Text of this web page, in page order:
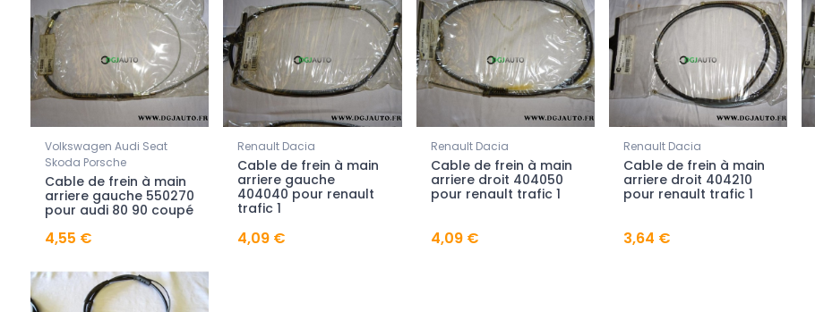
Volkswagen Audi Seat
Skoda Porsche
Cable de frein à main
arriere gauche 550270
pour audi 80 90 coupé
4,55 €
Renault Dacia
Cable de frein à main
arriere gauche
404040 pour renault
trafic 1
4,09 €
Renault Dacia
Cable de frein à main
arriere droit 404050
pour renault trafic 1
4,09 €
Renault Dacia
Cable de frein à main
arriere droit 404210
pour renault trafic 1
3,64 €